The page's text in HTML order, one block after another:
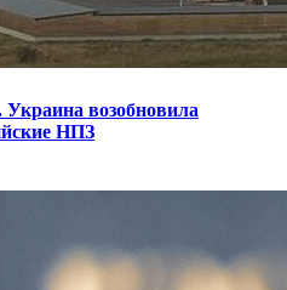
возобновила
НПЗ